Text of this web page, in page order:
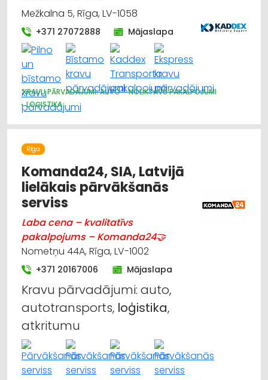
Mežkalna 5, Rīga, LV-1058
+371 27072888 Mājaslapa
KRAVU PĀRVADĀJUMI: AUTO
NOLIKTAVU PAKALPOJUMI
LOĢISTIKA
Rīga
Komanda24, SIA, Latvijā
lielākais pārvākšanās
serviss
Laba cena – kvalitatīvs
pakalpojums – Komanda24🤝
Nometņu 44A, Rīga, LV-1002
+371 20167006 Mājaslapa
Kravu pārvadājumi: auto,
autotransports, loģistika,
atkritumu